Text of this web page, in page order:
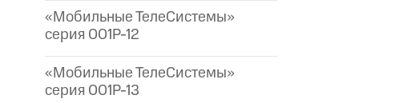
«Мобильные ТелеСистемы»
серия 001P-12
«Мобильные ТелеСистемы»
серия 001P-13